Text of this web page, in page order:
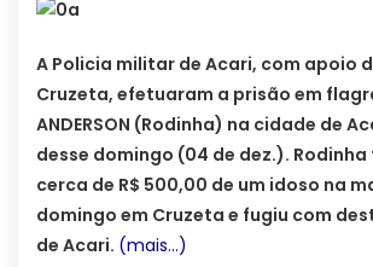
A Policia militar de Acari, com apoio
Cruzeta, efetuaram a prisão em
ANDERSON (Rodinha) na cidade de
desse domingo (04 de dez.).
cerca de R$ 500,00 de um idoso na
domingo em Cruzeta e fugiu com
de Acari. (mais…)